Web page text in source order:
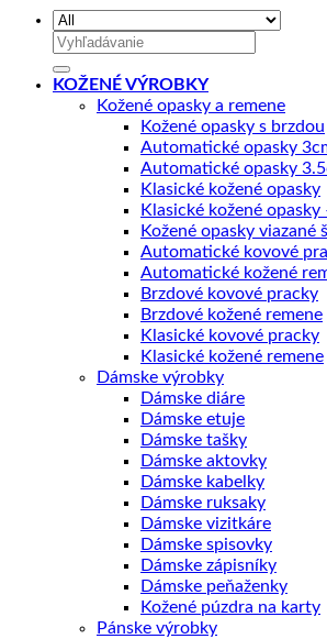
Hľadať:
KOŽENÉ VÝROBKY
Kožené opasky a remene
Kožené opasky s brzdou
Automatické opasky
Automatické opasky
Klasické kožené opasky
Klasické kožené opasky
Kožené opasky viazané
Automatické kovové
Automatické kožené
Brzdové kovové pracky
Brzdové kožené remene
Klasické kovové pracky
Klasické kožené remene
Dámske výrobky
Dámske diáre
Dámske etuje
Dámske tašky
Dámske aktovky
Dámske kabelky
Dámske ruksaky
Dámske vizitkáre
Dámske spisovky
Dámske zápisníky
Dámske peňaženky
Kožené púzdra na karty
Pánske výrobky